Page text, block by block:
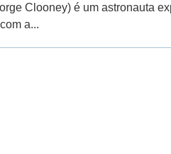
Clooney) é um astronauta
a...